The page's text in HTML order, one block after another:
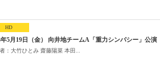
HD
年5月19日（金） 向井地チームA「重力シンパシー」公演
：大竹ひとみ 齋藤陽菜 本田...